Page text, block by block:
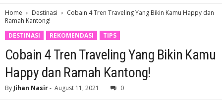
Home Destinasi
Cobain 4 Tren Traveling Yang Bikin Kamu Happy dan
Ramah Kantong!
DESTINASI
REKOMENDASI TIPS
Cobain 4 Tren Traveling Yang Bikin Kamu
Happy dan Ramah Kantong!
By Jihan Nasir- August 11, 2021 0